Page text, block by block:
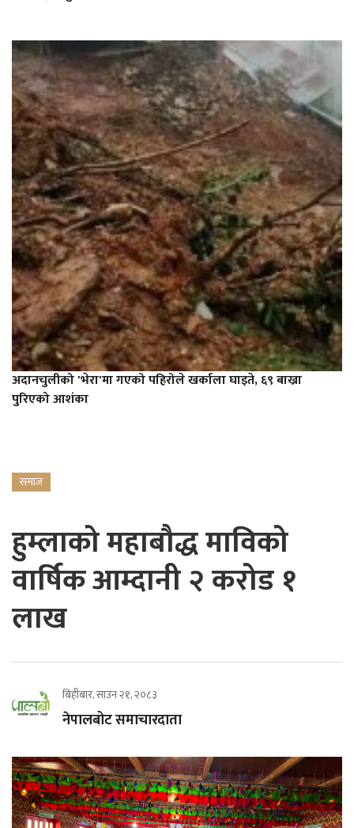
अदानचुलीको 'भेरा'मा गएको पहिरोले खर्काला घाइते, ६९ बाख्रा
पुरिएको आशंका
समाज
हुम्लाको महाबौद्ध माविको
वार्षिक आम्दानी २ करोड १
लाख
बिहीबार, साउन २१, २०८३
नेपालबोट समाचारदाता